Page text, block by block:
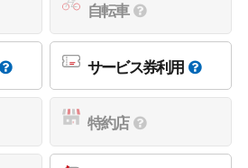
自転車
サービス券利用
特約店